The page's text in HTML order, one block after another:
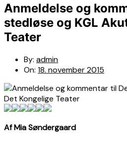
Anmeldelse og
stedløse og KGL
Teater
By: admin
On: 18. november 2015
Af Mia Søndergaard